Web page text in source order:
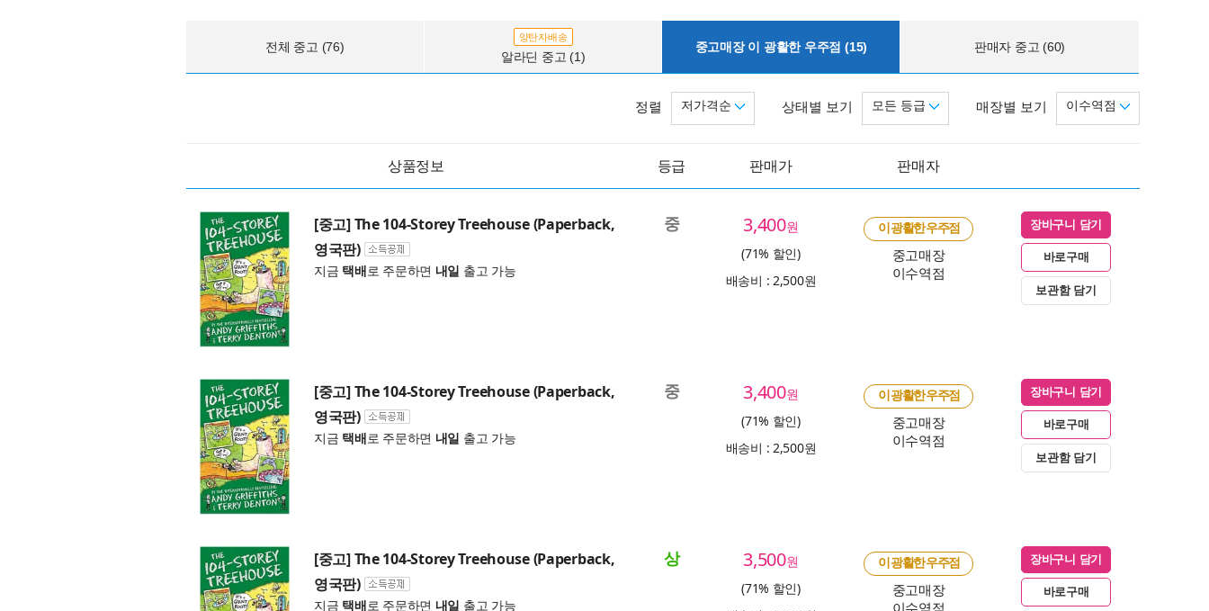
전체 중고 (76)
양탄자배송
알라딘 중고 (1)
중고매장 이 광활한 우주점 (15) 판매자 중고 (60)
매장별 보기 이수역점
상태별 보기 모든 등급
정렬 저가격순
상품정보 등급 판매가 판매자
[중고] The 104-Storey Treehouse (Paperback,
영국판)
지금 택배로 주문하면 내일 출고 가능
중 3,400원
(71% 할인)
배송비 : 2,500원
이 광활한 우주점
중고매장
이수역점
장바구니 담기
바로구매
보관함 담기
[중고] The 104-Storey Treehouse (Paperback,
영국판)
지금 택배로 주문하면 내일 출고 가능
중 3,400원
(71% 할인)
배송비 : 2,500원
이 광활한 우주점
중고매장
이수역점
장바구니 담기
바로구매
보관함 담기
[중고] The 104-Storey Treehouse (Paperback,
영국판)
지금 택배로 주문하면 내일 출고 가능
상 3,500원
(71% 할인)
이 광활한 우주점
중고매장
이수역점
장바구니 담기
바로구매